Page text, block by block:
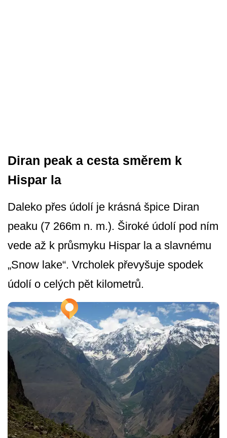
Diran peak a cesta směrem k
Hispar la
Daleko přes údolí je krásná špice Diran
peaku (7 266m n. m.). Široké údolí pod ním
vede až k průsmyku Hispar la a slavnému
„Snow lake“. Vrcholek převyšuje spodek
údolí o celých pět kilometrů.